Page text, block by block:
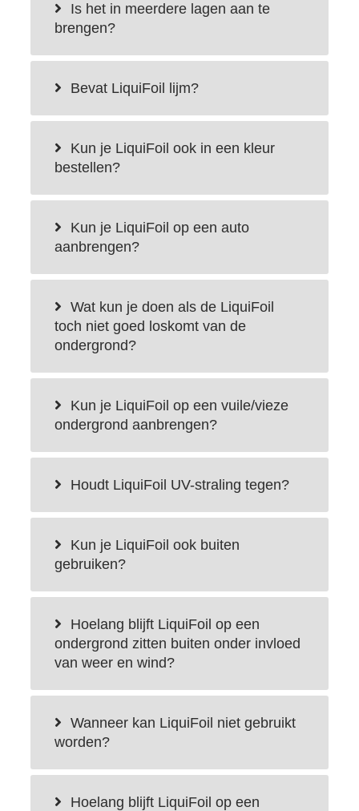
Is het in meerdere lagen aan te
brengen?
Bevat LiquiFoil lijm?
Kun je LiquiFoil ook in een kleur
bestellen?
Kun je LiquiFoil op een auto
aanbrengen?
Wat kun je doen als de LiquiFoil
toch niet goed loskomt van de
ondergrond?
Kun je LiquiFoil op een vuile/vieze
ondergrond aanbrengen?
Houdt LiquiFoil UV-straling tegen?
Kun je LiquiFoil ook buiten
gebruiken?
Hoelang blijft LiquiFoil op een
ondergrond zitten buiten onder invloed
van weer en wind?
Wanneer kan LiquiFoil niet gebruikt
worden?
Hoelang blijft LiquiFoil op een